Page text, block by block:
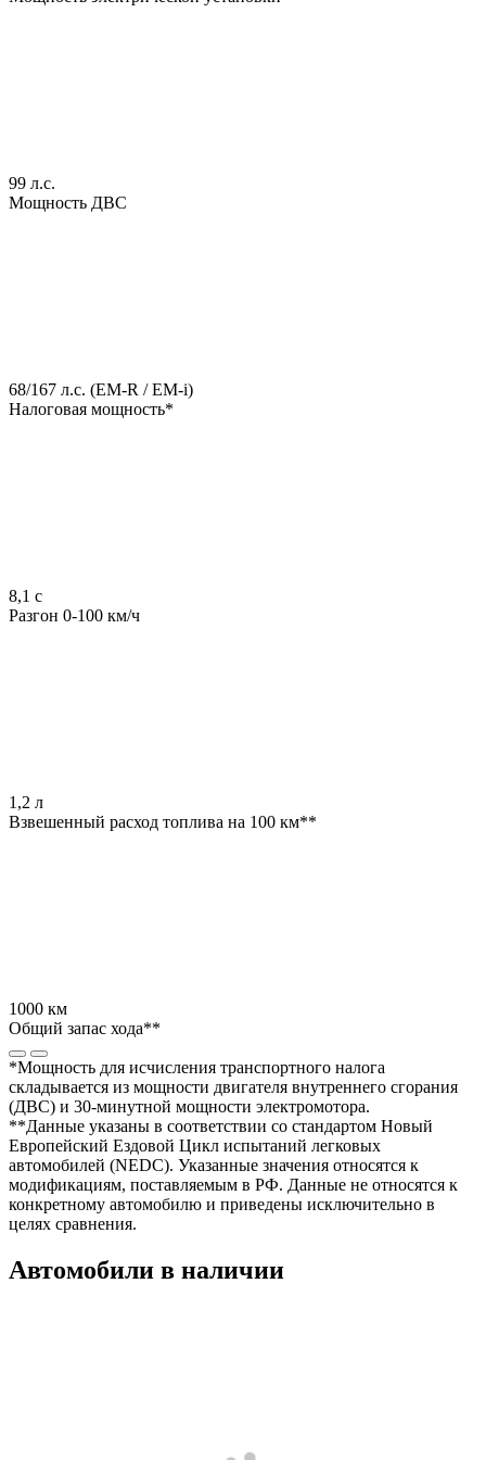
99 л.с.
Мощность ДВС
68/167 л.с. (EM-R / EM-i)
Налоговая мощность*
8,1 с
Разгон 0-100 км/ч
1,2 л
Взвешенный расход топлива на 100 км**
1000 км
Общий запас хода**
*Мощность для исчисления транспортного налога
складывается из мощности двигателя внутреннего сгорания
(ДВС) и 30-минутной мощности электромотора.
**Данные указаны в соответствии со стандартом Новый
Европейский Ездовой Цикл испытаний легковых
автомобилей (NEDC). Указанные значения относятся к
модификациям, поставляемым в РФ. Данные не относятся к
конкретному автомобилю и приведены исключительно в
целях сравнения.
Автомобили в наличии